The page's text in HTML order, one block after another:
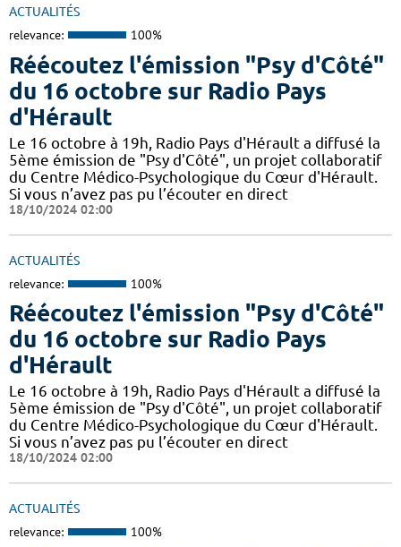
ACTUALITÉS
relevance: 100%
Réécoutez l'émission "Psy d'Côté"
du 16 octobre sur Radio Pays
d'Hérault
Le 16 octobre à 19h, Radio Pays d'Hérault a diffusé la
5ème émission de "Psy d'Côté", un projet collaboratif
du Centre Médico-Psychologique du Cœur d'Hérault.
Si vous n’avez pas pu l’écouter en direct
18/10/2024 02:00
ACTUALITÉS
relevance: 100%
Réécoutez l'émission "Psy d'Côté"
du 16 octobre sur Radio Pays
d'Hérault
Le 16 octobre à 19h, Radio Pays d'Hérault a diffusé la
5ème émission de "Psy d'Côté", un projet collaboratif
du Centre Médico-Psychologique du Cœur d'Hérault.
Si vous n’avez pas pu l’écouter en direct
18/10/2024 02:00
ACTUALITÉS
relevance: 100%